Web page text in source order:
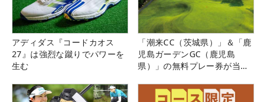
アディダス『コードカオス
27』は強烈な蹴りでパワーを
生む
「潮来CC（茨城県）」＆「鹿
児島ガーデンGC（鹿児島
県）」の無料プレー券が当た